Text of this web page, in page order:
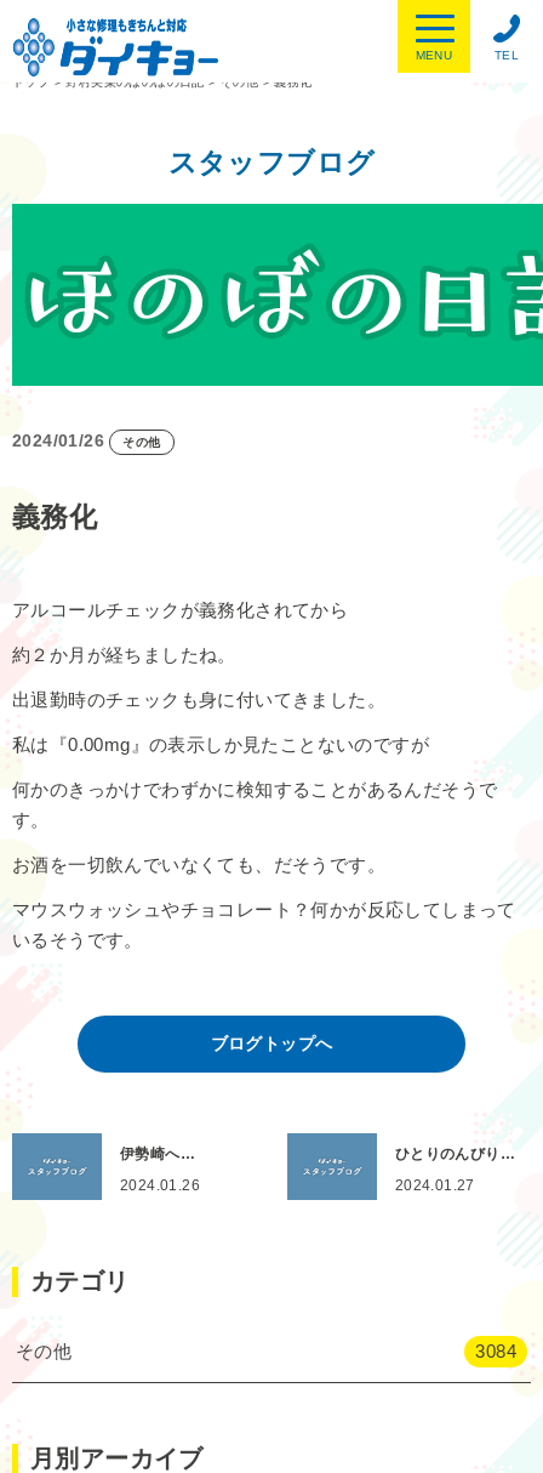
TEL
MENU
トップ
>野村美菜のほのぼの日記 > その他 >義務化
スタッフブログ
2024/01/26 その他
義務化
アルコールチェックが義務化されてから
約２か月が経ちましたね。
出退勤時のチェックも身に付いてきました。
私は『0.00mg』の表示しか見たことないのですが
何かのきっかけでわずかに検知することがあるんだそうで
す。
お酒を一切飲んでいなくても、だそうです。
マウスウォッシュやチョコレート？何かが反応してしまって
いるそうです。
ブログトップへ
伊勢崎へ…
2024.01.26
ひとりのんびり…
2024.01.27
カテゴリ
その他 3084
月別アーカイブ